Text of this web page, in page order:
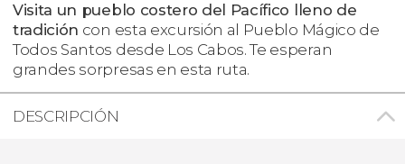
Visita un pueblo costero del Pacífico lleno de
tradición con esta excursión al Pueblo Mágico de
Todos Santos desde Los Cabos. Te esperan
grandes sorpresas en esta ruta.
DESCRIPCIÓN